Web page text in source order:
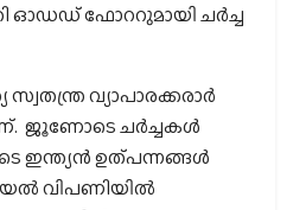
ഓഡഡ് ഫോററുമായി ചര്‍ച്ച
വ്യാപാരക്കരാര്‍
ജൂണോടെ ചര്‍ച്ചകള്‍
ഇന്ത്യന്‍ ഉത്പന്നങ്ങള്‍
വിപണിയില്‍